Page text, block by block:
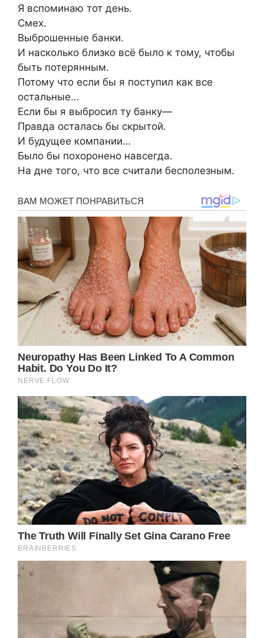
Я вспоминаю тот день.
Смех.
Выброшенные банки.
И насколько близко всё было к тому, чтобы
быть потерянным.
Потому что если бы я поступил как все
остальные…
Если бы я выбросил ту банку—
Правда осталась бы скрытой.
И будущее компании…
Было бы похоронено навсегда.
На дне того, что все считали бесполезным.